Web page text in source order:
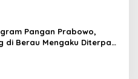
Pangan Prabowo,
di Berau Mengaku Diterpa